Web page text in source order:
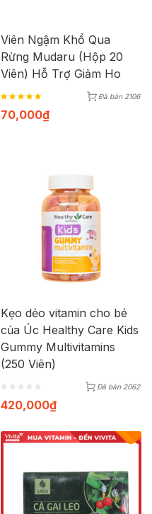
Viên Ngậm Khổ Qua
Rừng Mudaru (Hộp 20
Viên) Hỗ Trợ Giảm Ho
Đã bán 2106
70,000₫
Kẹo dẻo vitamin cho bé
của Úc Healthy Care Kids
Gummy Multivitamins
(250 Viên)
Đã bán 2062
420,000₫